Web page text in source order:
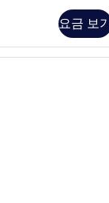
요금 보